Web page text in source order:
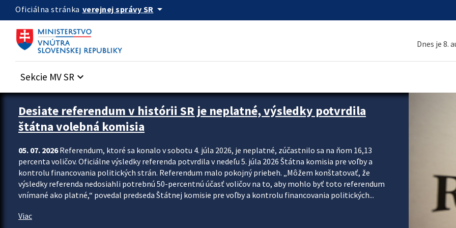
Preskocit na hlavný obsah
Oficiálna stránka verejnej správy SR arrow_drop_down
Dnes je 8.
Sekcie MV SR keyboard_arrow_down
Zastavit automatický posun upútavok
Desiate referendum v histórii SR je neplatné, výsledky potvrdila
štátna volebná komisia
05. 07. 2026Referendum, ktoré sa konalo v sobotu 4. júla 2026, je neplatné, zúčastnilo sa na ňom 16,13
percenta voličov. Oficiálne výsledky referenda potvrdila v nedeľu 5. júla 2026 Štátna komisia pre voľby a
kontrolu financovania politických strán. Referendum malo pokojný priebeh. „Môžem konštatovať, že
výsledky referenda nedosiahli potrebnú 50-percentnú účasť voličov na to, aby mohlo byť toto referendum
vnímané ako platné,“ povedal predseda Štátnej komisie pre voľby a kontrolu financovania politických...
Viac